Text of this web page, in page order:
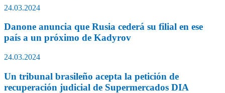
24.03.2024
Danone anuncia que Rusia cederá su filial en ese
país a un próximo de Kadyrov
24.03.2024
Un tribunal brasileño acepta la petición de
recuperación judicial de Supermercados DIA